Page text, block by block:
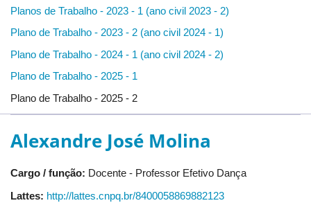
Planos de Trabalho - 2023 - 1 (ano civil 2023 - 2)
Plano de Trabalho - 2023 - 2 (ano civil 2024 - 1)
Plano de Trabalho - 2024 - 1 (ano civil 2024 - 2)
Plano de Trabalho - 2025 - 1
Plano de Trabalho - 2025 - 2
Alexandre José Molina
Cargo / função: Docente - Professor Efetivo Dança
Lattes: http://lattes.cnpq.br/8400058869882123